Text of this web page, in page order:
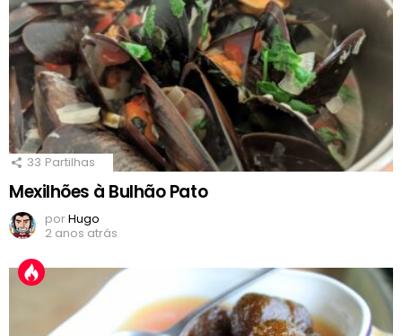
33 Partilhas
Mexilhões à Bulhão Pato
porHugo
2 anos atrás